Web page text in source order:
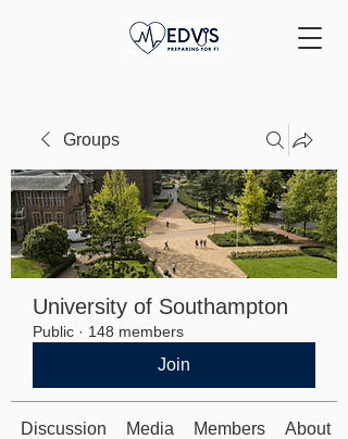
Groups
University of Southampton
Public · 148 members
Join
Discussion Media Members About